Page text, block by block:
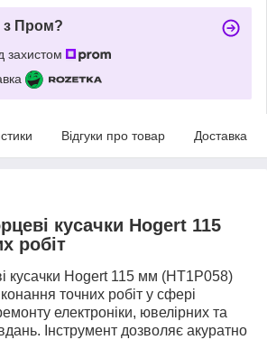
з Пром?
захистом
Відгуки про товар Доставка
кусачки Hogert 115
робіт
кусачки Hogert 115 мм (HT1P058)
точних робіт у сфері
електроніки, ювелірних та
Інструмент дозволяє акуратно